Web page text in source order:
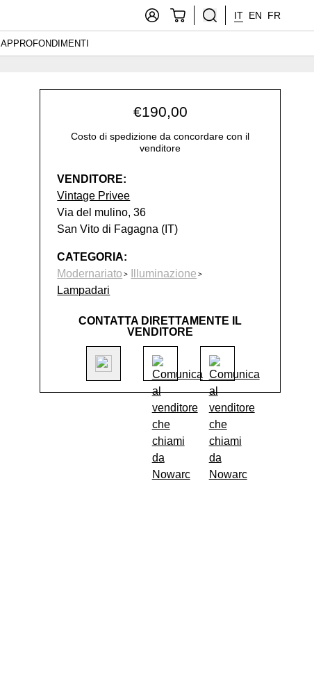
IT EN FR
APPROFONDIMENTI
€190,00
Costo di spedizione da concordare con il
venditore
VENDITORE:
Vintage Privee
Via del mulino, 36
San Vito di Fagagna (IT)
CATEGORIA:
Modernariato
Illuminazione
Lampadari
CONTATTA DIRETTAMENTE IL
VENDITORE